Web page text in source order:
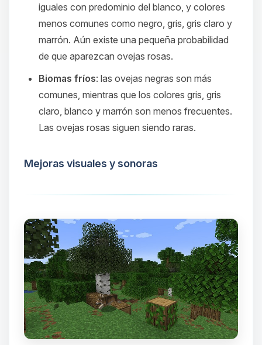
iguales con predominio del blanco, y colores
menos comunes como negro, gris, gris claro y
marrón. Aún existe una pequeña probabilidad
de que aparezcan ovejas rosas.
Biomas fríos: las ovejas negras son más
comunes, mientras que los colores gris, gris
claro, blanco y marrón son menos frecuentes.
Las ovejas rosas siguen siendo raras.
Mejoras visuales y sonoras
Yupi, por fin alguien con quien
hablar! Soy Choupy, tu pequeno
asistente de BoxToPlay. Cuentame
que necesitas y moveré mis
pequenos circuitos para ayudarte.
06/08/2026 03:36